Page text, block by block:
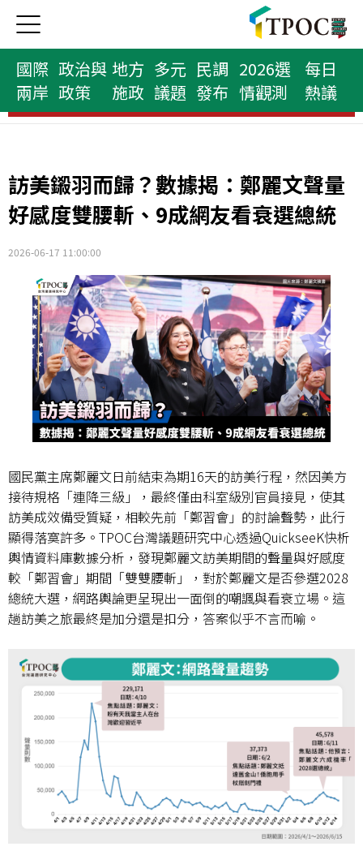
國際
兩岸
政治與
政策
地方
施政
多元
議題
民調
發布
2026選
情觀測
每日
熱議
民意代表榜
訪美鎩羽而歸？數據揭：鄭麗文聲量
好感度雙腰斬、9成網友看衰選總統
2026-06-17 11:00:00
國民黨主席鄭麗文日前結束為期16天的訪美行程，然因美方
接待規格「連降三級」，最終僅由科室級別官員接見，使其
訪美成效備受質疑，相較先前「鄭習會」的討論聲勢，此行
顯得落寞許多。 TPOC台灣議題研究中心透過QuickseeK快析
輿情資料庫數據分析，發現鄭麗文訪美期間的聲量與好感度
較「鄭習會」期間「雙雙腰斬」，對於鄭麗文是否參選2028
總統大選，網路輿論更呈現出一面倒的嘲諷與看衰立場。這
趟訪美之旅最終是加分還是扣分，答案似乎不言而喻。